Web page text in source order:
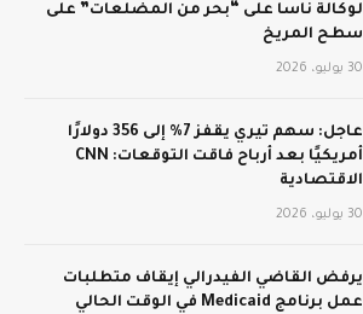
لوكالة ناسا على “بحر من المضلعات” على
سطح المريخ
30 يوليو، 2026
عاجل: سهم تيري يقفز 7% إلى 356 دولارًا
أمريكيًا بعد أرباح فاقت التوقعات: CNN
الاقتصادية
30 يوليو، 2026
يرفض القاضي الفيدرالي إيقاف متطلبات
عمل برنامج Medicaid في الوقت الحالي